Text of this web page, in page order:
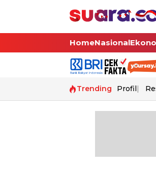
HomeNasional
Trending Profil